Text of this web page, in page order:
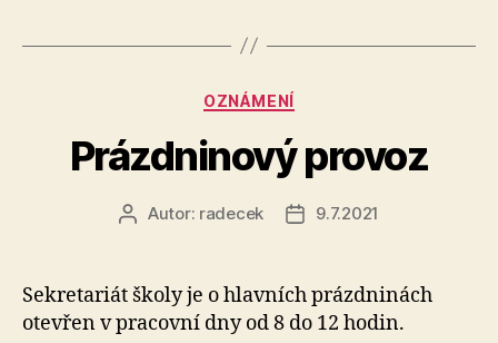
Rubriky
OZNÁMENÍ
Prázdninový provoz
AutorAutor: radecek
Datum
9.7.2021
Sekretariát školy je o hlavních prázdninách
otevřen v pracovní dny od 8 do 12 hodin.